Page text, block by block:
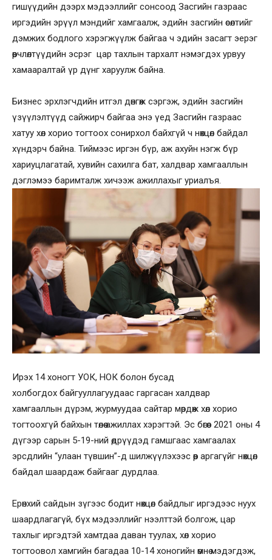
гишүүдийн дээрх мэдээллийг сонсоод Засгийн газраас
иргэдийн эрүүл мэндийг хамгаалж, эдийн засгийн өсөлтийг
дэмжих бодлого хэрэгжүүлж байгаа ч эдийн засагт эерэг
өөрчлөлтүүдийн эсрэг цар тахлын тархалт нэмэгдэх урвуу
хамааралтай үр дүнг харуулж байна.
Бизнес эрхлэгчдийн итгэл дөнгөж сэргэж, эдийн засгийн
үзүүлэлтүүд сайжирч байгаа энэ үед Засгийн газраас
хатуу хөл хорио тогтоох сонирхол байхгүй ч нөхцөл байдал
хүндэрч байна. Тиймээс иргэн бүр, аж ахуйн нэгж бүр
хариуцлагатай, хувийн сахилга бат, халдвар хамгааллын
дэглэмээ баримталж хичээж ажиллахыг уриалъя.
Ирэх 14 хоногт УОК, НОК болон бусад
холбогдох байгууллагуудаас гаргасан халдвар
хамгааллын дүрэм, журмуудаа сайтар мөрдөж хөл хорио
тогтоохгүй байхын төлөө ажиллах хэрэгтэй. Эс бөгөөс 2021 оны 4
дүгээр сарын 5-19-ний өдрүүдэд гамшгаас хамгаалах
эрсдлийн “улаан түвшин”-д шилжүүлэхээс өөр аргагүйг нөхцөл
байдал шаардаж байгааг дурдлаа.
Ерөнхий сайдын зүгээс бодит нөхцөл байдлыг иргэдээс нуух
шаардлагагүй, бүх мэдээллийг нээлттэй болгож, цар
тахлыг иргэдтэй хамтдаа даван туулах, хөл хорио
тогтоовол хамгийн багадаа 10-14 хоногийн өмнө мэдэгдэж,